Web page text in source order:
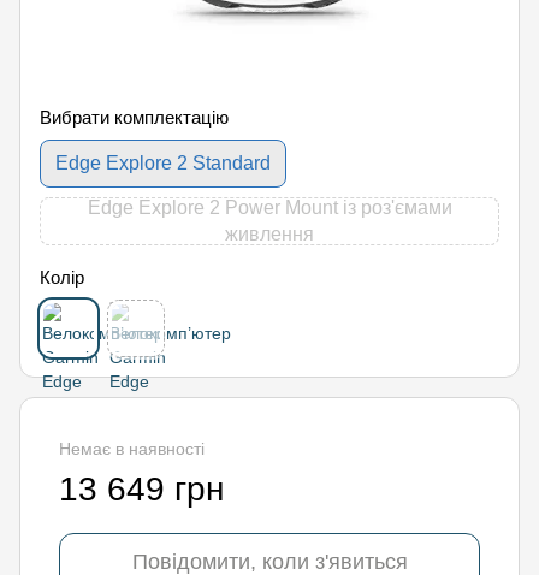
Вибрати комплектацію
Edge Explore 2 Standard
Edge Explore 2 Power Mount із роз'ємами
живлення
Колір
Немає в наявності
13 649 грн
Повідомити, коли з'явиться